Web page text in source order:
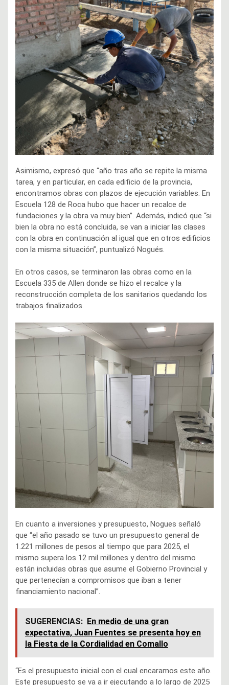
Asimismo, expresó que “año tras año se repite la misma
tarea, y en particular, en cada edificio de la provincia,
encontramos obras con plazos de ejecución variables. En
Escuela 128 de Roca hubo que hacer un recalce de
fundaciones y la obra va muy bien”. Además, indicó que “si
bien la obra no está concluida, se van a iniciar las clases
con la obra en continuación al igual que en otros edificios
con la misma situación”, puntualizó Nogués.
En otros casos, se terminaron las obras como en la
Escuela 335 de Allen donde se hizo el recalce y la
reconstrucción completa de los sanitarios quedando los
trabajos finalizados.
En cuanto a inversiones y presupuesto, Nogues señaló
que “el año pasado se tuvo un presupuesto general de
1.221 millones de pesos al tiempo que para 2025, el
mismo supera los 12 mil millones y dentro del mismo
están incluidas obras que asume el Gobierno Provincial y
que pertenecían a compromisos que iban a tener
financiamiento nacional”.
SUGERENCIAS: En medio de una gran
expectativa, Juan Fuentes se presenta hoy en
la Fiesta de la Cordialidad en Comallo
“Es el presupuesto inicial con el cual encaramos este año.
Este presupuesto se va a ir ejecutando a lo largo de 2025